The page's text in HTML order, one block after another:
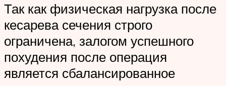
Так как физическая нагрузка после
кесарева сечения строго
ограничена, залогом успешного
похудения после операция
является сбалансированное